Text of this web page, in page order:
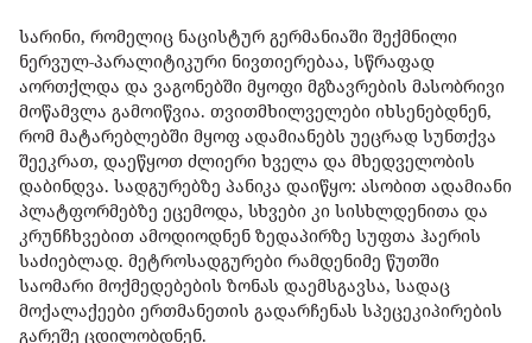
სარინი, რომელიც ნაცისტურ გერმანიაში შექმნილი
ნერვულ-პარალიტიკური ნივთიერებაა, სწრაფად
აორთქლდა და ვაგონებში მყოფი მგზავრების მასობრივი
მოწამვლა გამოიწვია. თვითმხილველები იხსენებდნენ,
რომ მატარებლებში მყოფ ადამიანებს უეცრად სუნთქვა
შეეკრათ, დაეწყოთ ძლიერი ხველა და მხედველობის
დაბინდვა. სადგურებზე პანიკა დაიწყო: ასობით ადამიანი
პლატფორმებზე ეცემოდა, სხვები კი სისხლდენითა და
კრუნჩხვებით ამოდიოდნენ ზედაპირზე სუფთა ჰაერის
საძიებლად. მეტროსადგურები რამდენიმე წუთში
საომარი მოქმედებების ზონას დაემსგავსა, სადაც
მოქალაქეები ერთმანეთის გადარჩენას სპეცეკიპირების
გარეშე ცდილობდნენ.